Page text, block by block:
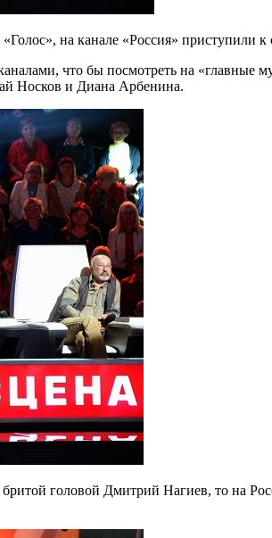
на канале «Россия» приступили
что бы посмотреть на «главные
Носков и Диана Арбенина.
головой Дмитрий Нагиев, то на